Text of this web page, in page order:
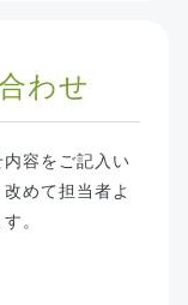
わせ
容をご記入い
めて担当者よ
。